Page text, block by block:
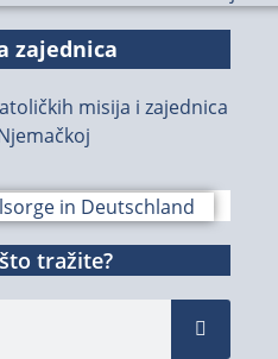
zajednica
misija i zajednica
tražite?